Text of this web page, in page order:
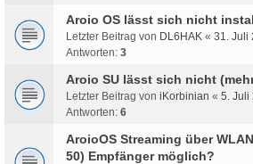
Aroio OS lässt sich nicht
Letzter Beitrag von DL6HAK « 31. Juli
Antworten: 3
Aroio SU lässt sich nicht
Letzter Beitrag von iKorbinian « 5. Juli
Antworten: 6
AroioOS Streaming über
50) Empfänger möglich?